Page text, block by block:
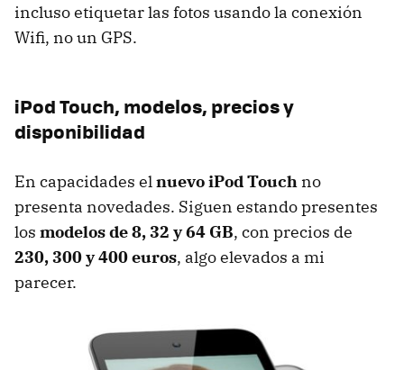
incluso etiquetar las fotos usando la conexión
Wifi, no un GPS.
iPod Touch, modelos, precios y
disponibilidad
En capacidades elnuevo iPod Touch no
presenta novedades. Siguen estando presentes
los modelos de 8, 32 y 64 GB, con precios de
230, 300 y 400 euros, algo elevados a mi
parecer.